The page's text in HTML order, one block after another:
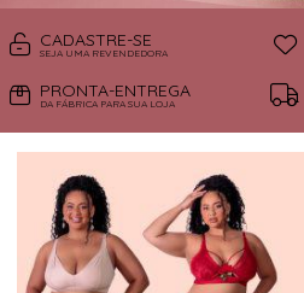
CADASTRE-SE
SEJA UMA REVENDEDORA
PRONTA-ENTREGA
DA FÁBRICA PARA SUA LOJA